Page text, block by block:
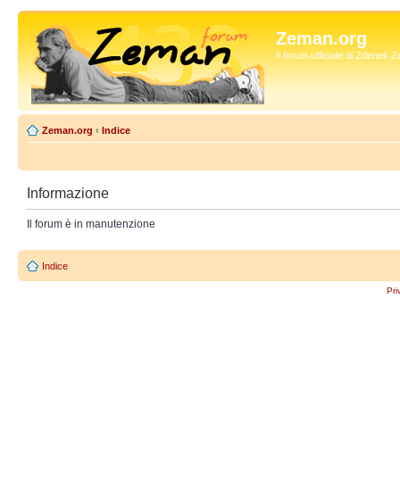
Zeman.org
Il forum ufficiale di Zdenek
Zeman.org ‹ Indice
Informazione
Il forum è in manutenzione
Indice